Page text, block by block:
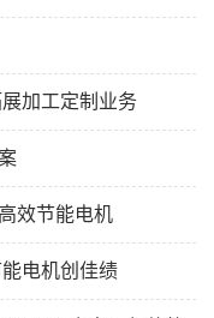
加工定制业务
效节能电机
电机创佳绩